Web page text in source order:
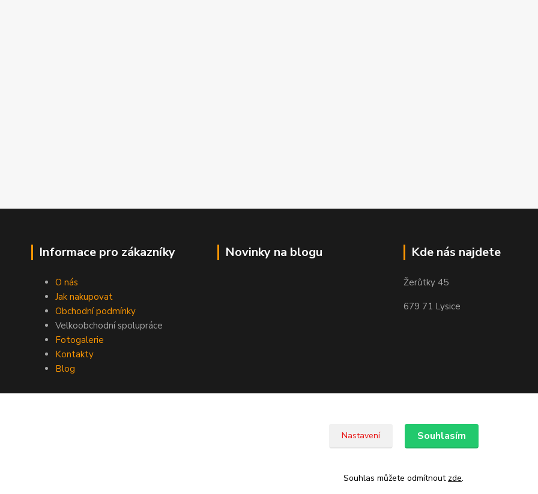
Informace pro zákazníky
O nás
Jak nakupovat
Obchodní podmínky
Velkoobchodní spolupráce
Fotogalerie
Kontakty
Blog
Novinky na blogu Kde nás najdete
Žerůtky 45
679 71 Lysice
Nastavení Souhlasím
Souhlas můžete odmítnout zde.